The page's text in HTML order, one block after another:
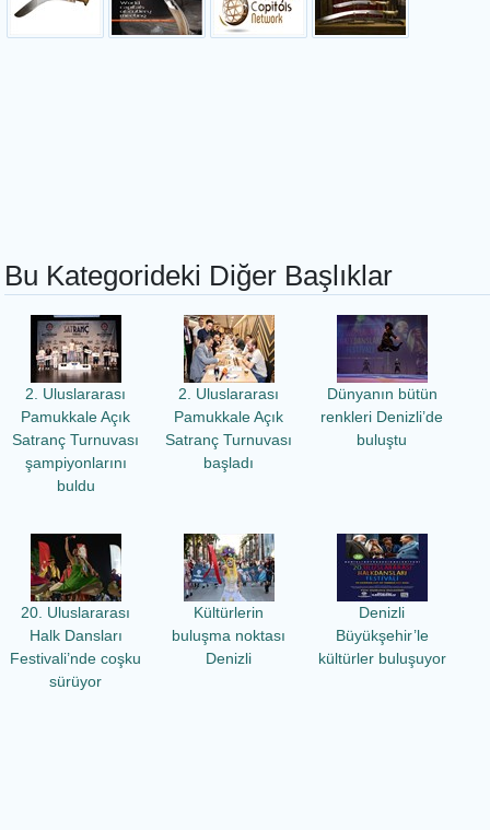
Bu Kategorideki Diğer Başlıklar
2. Uluslararası
Pamukkale Açık
Satranç Turnuvası
şampiyonlarını
buldu
2. Uluslararası
Pamukkale Açık
Satranç Turnuvası
başladı
Dünyanın bütün
renkleri Denizli’de
buluştu
20. Uluslararası
Halk Dansları
Festivali’nde coşku
sürüyor
Kültürlerin
buluşma noktası
Denizli
Denizli
Büyükşehir’le
kültürler buluşuyor